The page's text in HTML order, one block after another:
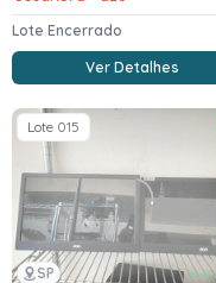
Lote Encerrado
Ver Detalhes
SP
Lote 015